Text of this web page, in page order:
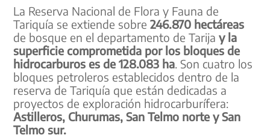
La Reserva Nacional de Flora y Fauna de
Tariquía se extiende sobre246.870 hectáreas
de bosque en el departamento de Tarijay la
superficie comprometida por los bloques de
hidrocarburos es de 128.083 ha. Son cuatro los
bloques petroleros establecidos dentro de la
reserva de Tariquía que están dedicadas a
proyectos de exploración hidrocarburífera:
Astilleros, Churumas, San Telmo norte y San
Telmo sur.